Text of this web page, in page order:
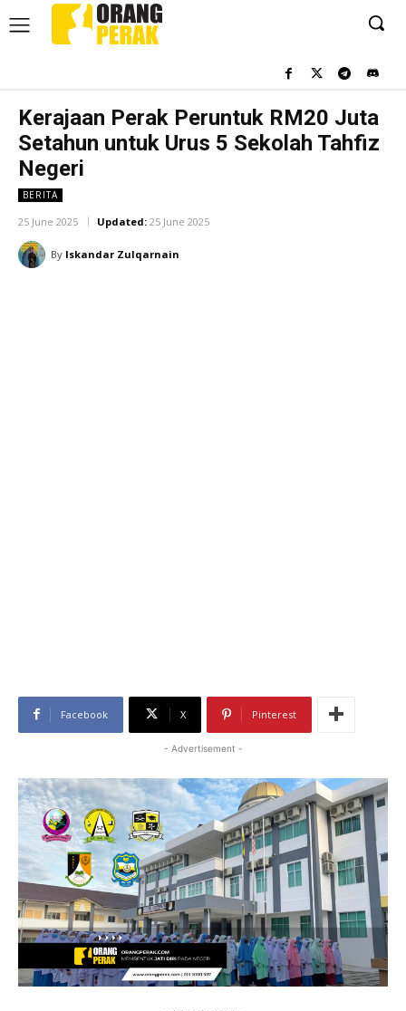
Kerajaan Perak Peruntuk RM20 Juta
Setahun untuk Urus 5 Sekolah Tahfiz
Negeri
BERITA
25 June 2025 Updated: 25 June 2025
By Iskandar Zulqarnain
Facebook X Pinterest
- Advertisement -